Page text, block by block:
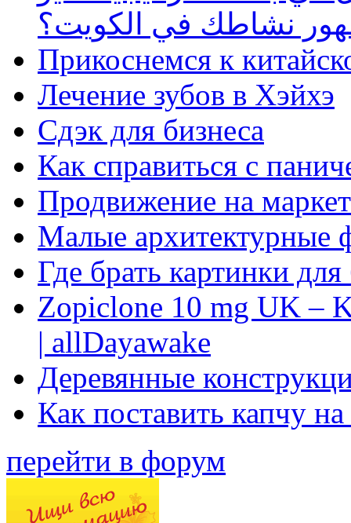
نشاطك في الكويت؟
Прикоснемся к
Лечение зубов в Хэйхэ
Сдэк для бизнеса
Как справиться с
Продвижение на
Малые архитектурные
Где брать картинки
Zopiclone 10 mg UK –
| allDayawake
Деревянные
Как поставить капчу
перейти в форум